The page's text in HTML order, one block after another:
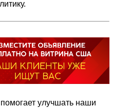
улучшать наши